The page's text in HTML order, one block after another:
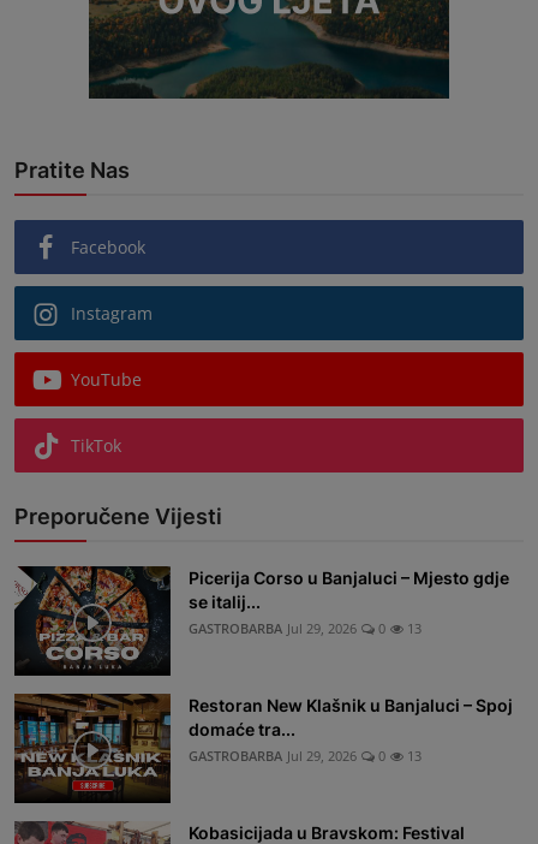
Pratite Nas
Facebook
Instagram
YouTube
TikTok
Preporučene Vijesti
Picerija Corso u Banjaluci – Mjesto gdje
se italij...
GASTROBARBA Jul 29, 2026 0 13
Restoran New Klašnik u Banjaluci – Spoj
domaće tra...
GASTROBARBA Jul 29, 2026 0 13
Kobasicijada u Bravskom: Festival